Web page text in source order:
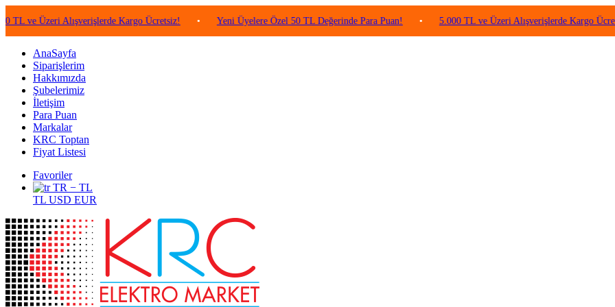
Üzeri Alışverişlerde Kargo Ücretsiz! • Yeni Üyelere Özel 50 TL Değerinde Para Puan! • 5.000 TL ve Üzeri Alışverişlerde Kargo Ücretsiz!
AnaSayfa
Siparişlerim
Hakkımızda
Şubelerimiz
İletişim
Para Puan
Markalar
KRC Toptan
Fiyat Listesi
Favoriler
TR − TL
TL USD EUR